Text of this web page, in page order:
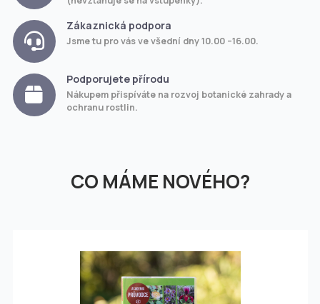
Zákaznická podpora
Jsme tu pro vás ve všední dny 10.00 –16.00.
Podporujete přírodu
Nákupem přispíváte na rozvoj botanické zahrady a
ochranu rostlin.
CO MÁME NOVÉHO?